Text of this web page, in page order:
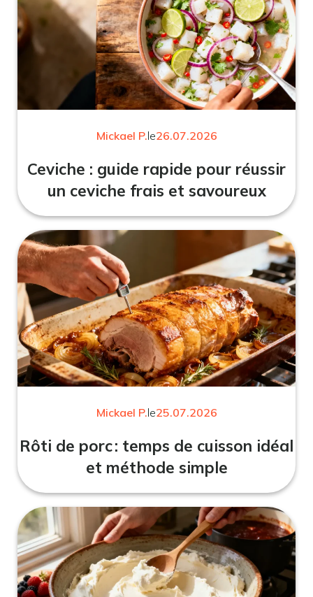
Mickael P.le26.07.2026
Ceviche : guide rapide pour réussir
un ceviche frais et savoureux
Mickael P.le25.07.2026
Rôti de porc : temps de cuisson idéal
et méthode simple